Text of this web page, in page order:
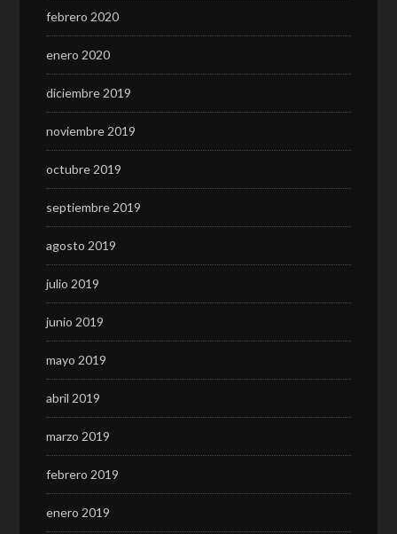
febrero 2020
enero 2020
diciembre 2019
noviembre 2019
octubre 2019
septiembre 2019
agosto 2019
julio 2019
junio 2019
mayo 2019
abril 2019
marzo 2019
febrero 2019
enero 2019